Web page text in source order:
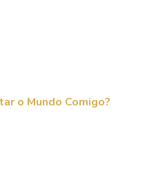
o Mundo Comigo?